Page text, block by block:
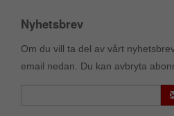
Nyhetsbrev
Om du vill ta del av vårt
email nedan. Du kan avbryta